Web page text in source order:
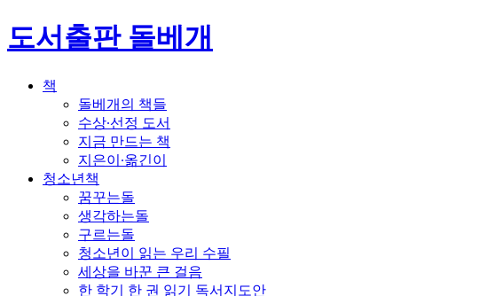
도서출판 돌베개
책
돌베개의 책들
수상∙선정 도서
지금 만드는 책
지은이∙옮긴이
청소년책
꿈꾸는돌
생각하는돌
구르는돌
청소년이 읽는 우리 수필
세상을 바꾼 큰 걸음
한 학기 한 권 읽기 독서지도안